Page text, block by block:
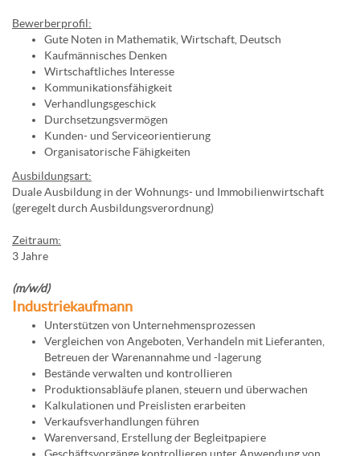
Bewerberprofil:
Gute Noten in Mathematik, Wirtschaft, Deutsch
Kaufmännisches Denken
Wirtschaftliches Interesse
Kommunikationsfähigkeit
Verhandlungsgeschick
Durchsetzungsvermögen
Kunden- und Serviceorientierung
Organisatorische Fähigkeiten
Ausbildungsart:
Duale Ausbildung in der Wohnungs- und Immobilienwirtschaft
(geregelt durch Ausbildungsverordnung)
Zeitraum:
3 Jahre
(m/w/d)
Industriekaufmann
Unterstützen von Unternehmensprozessen
Vergleichen von Angeboten, Verhandeln mit Lieferanten,
Betreuen der Warenannahme und -lagerung
Bestände verwalten und kontrollieren
Produktionsabläufe planen, steuern und überwachen
Kalkulationen und Preislisten erarbeiten
Verkaufsverhandlungen führen
Warenversand, Erstellung der Begleitpapiere
Geschäftsvorgänge kontrollieren unter Anwendung von